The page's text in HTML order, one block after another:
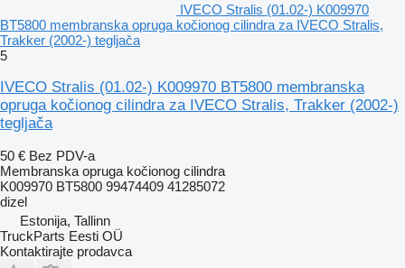
IVECO Stralis (01.02-) K009970
BT5800 membranska opruga kočionog cilindra za IVECO Stralis,
Trakker (2002-) tegljača
5
IVECO Stralis (01.02-) K009970 BT5800 membranska
opruga kočionog cilindra za IVECO Stralis, Trakker (2002-)
tegljača
50 € Bez PDV-a
Membranska opruga kočionog cilindra
K009970 BT5800 99474409 41285072
dizel
Estonija, Tallinn
TruckParts Eesti OÜ
Kontaktirajte prodavca